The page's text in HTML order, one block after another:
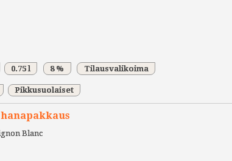
0.75 l 8 % Tilausvalikoima
Pikkusuolaiset
Blanc